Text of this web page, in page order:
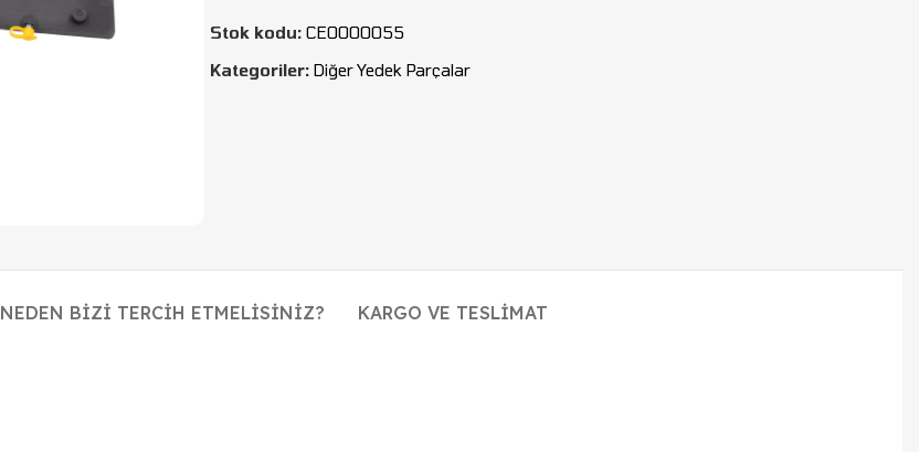
Stok kodu: CEO000055
Kategoriler: Diğer Yedek Parçalar
NEDEN BIZI TERCIH ETMELISINIZ? KARGO VE TESLIMAT